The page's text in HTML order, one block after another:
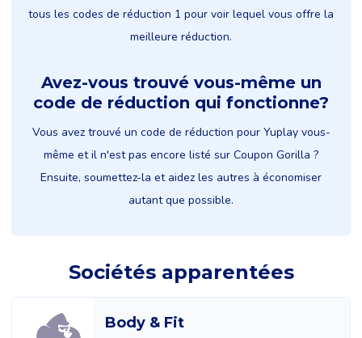
tous les codes de réduction 1 pour voir lequel vous offre la
meilleure réduction.
Avez-vous trouvé vous-même un
code de réduction qui fonctionne?
Vous avez trouvé un code de réduction pour Yuplay vous-
même et il n'est pas encore listé sur Coupon Gorilla ?
Ensuite, soumettez-la et aidez les autres à économiser
autant que possible.
Sociétés apparentées
Body & Fit